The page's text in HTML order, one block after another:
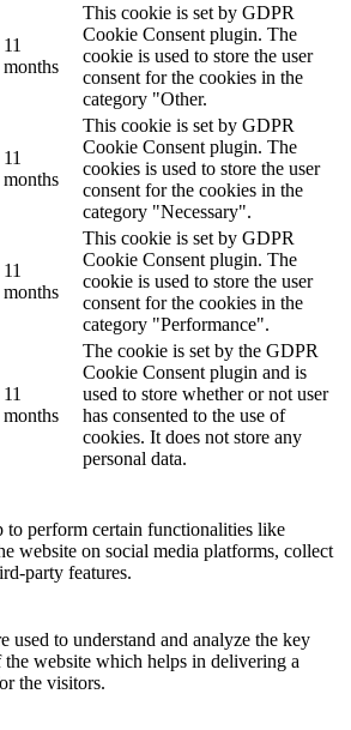
11
months
This cookie is set by GDPR
Cookie Consent plugin. The
cookie is used to store the user
consent for the cookies in the
category "Other.
11
months
This cookie is set by GDPR
Cookie Consent plugin. The
cookies is used to store the user
consent for the cookies in the
category "Necessary".
11
months
This cookie is set by GDPR
Cookie Consent plugin. The
cookie is used to store the user
consent for the cookies in the
category "Performance".
11
months
The cookie is set by the GDPR
Cookie Consent plugin and is
used to store whether or not user
has consented to the use of
cookies. It does not store any
personal data.
to perform certain functionalities like
website on social media platforms, collect
party features.
used to understand and analyze the key
website which helps in delivering a
the visitors.